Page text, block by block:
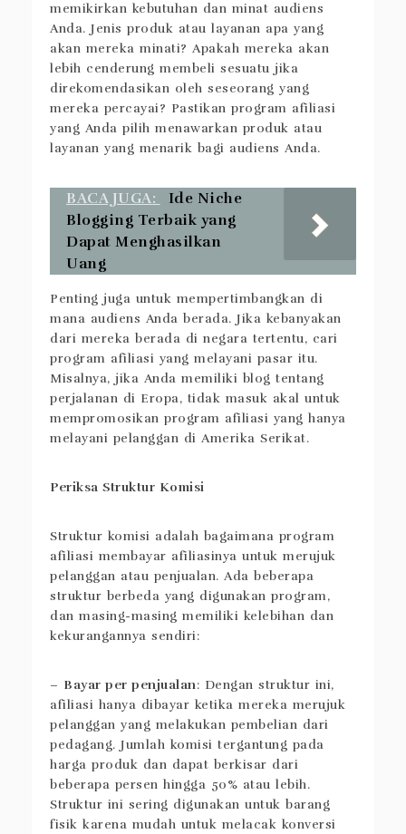
memikirkan kebutuhan dan minat audiens
Anda. Jenis produk atau layanan apa yang
akan mereka minati? Apakah mereka akan
lebih cenderung membeli sesuatu jika
direkomendasikan oleh seseorang yang
mereka percayai? Pastikan program afiliasi
yang Anda pilih menawarkan produk atau
layanan yang menarik bagi audiens Anda.
BACA JUGA:
Ide Niche
Blogging Terbaik yang
Dapat Menghasilkan
Uang
Penting juga untuk mempertimbangkan di
mana audiens Anda berada. Jika kebanyakan
dari mereka berada di negara tertentu, cari
program afiliasi yang melayani pasar itu.
Misalnya, jika Anda memiliki blog tentang
perjalanan di Eropa, tidak masuk akal untuk
mempromosikan program afiliasi yang hanya
melayani pelanggan di Amerika Serikat.
Periksa Struktur Komisi
Struktur komisi adalah bagaimana program
afiliasi membayar afiliasinya untuk merujuk
pelanggan atau penjualan. Ada beberapa
struktur berbeda yang digunakan program,
dan masing-masing memiliki kelebihan dan
kekurangannya sendiri:
– Bayar per penjualan: Dengan struktur ini,
afiliasi hanya dibayar ketika mereka merujuk
pelanggan yang melakukan pembelian dari
pedagang. Jumlah komisi tergantung pada
harga produk dan dapat berkisar dari
beberapa persen hingga 50% atau lebih.
Struktur ini sering digunakan untuk barang
fisik karena mudah untuk melacak konversi